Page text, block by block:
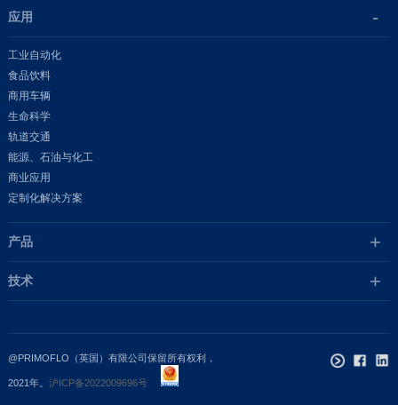
应用
工业自动化
食品饮料
商用车辆
生命科学
轨道交通
能源、石油与化工
商业应用
定制化解决方案
产品
技术
@PRIMOFLO（英国）有限公司保留所有权利，
2021年。 沪ICP备2022009696号